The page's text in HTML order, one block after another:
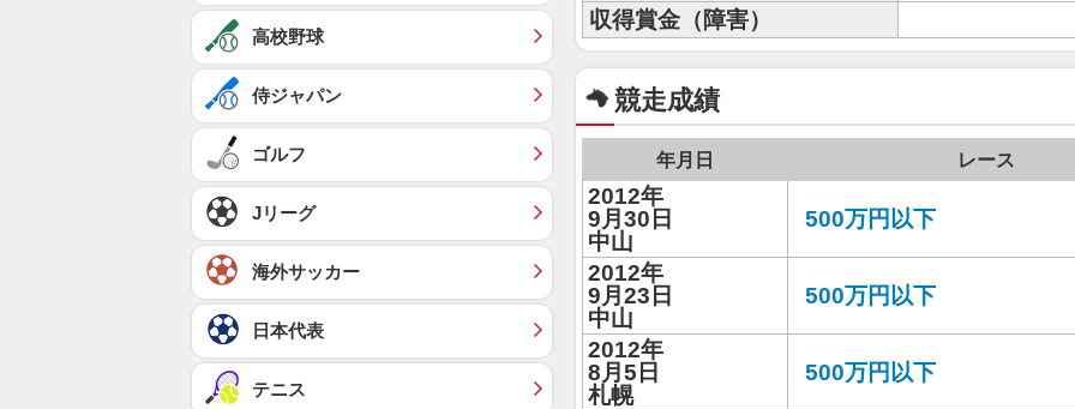
収得賞金（障害）
競走成績
年月日 レース
2012年
9月30日
中山
500万円以下
2012年
9月23日
中山
500万円以下
2012年
8月5日
札幌
500万円以下
高校野球
侍ジャパン
ゴルフ
Jリーグ
海外サッカー
日本代表
テニス